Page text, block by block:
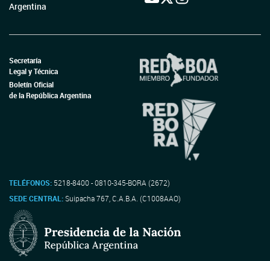
Argentina
Secretaría
Legal y Técnica
Boletín Oficial
de la República Argentina
TELÉFONOS: 5218-8400 - 0810-345-BORA (2672)
SEDE CENTRAL:Suipacha 767, C.A.B.A. (C1008AAO)